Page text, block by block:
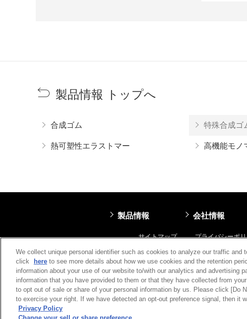
製品情報 トップへ
合成ゴム 特殊合成ゴ
熱可塑性エラストマー 高機能モノ
製品情報 会社情報
サイトマップ プライバシーポ
We collect unique personal identifier such as cookies to analyze our traffic and
click
here to see more details about how we use cookies and the retention
information about your use of our website to/with our analytics and advertising
information that you have provided to them or that they have collected from
to opt out of sale or share of your personal information by us. Please click [Do
to exercise your right. If we have detected an opt-out preference signal, then it
Privacy Policy